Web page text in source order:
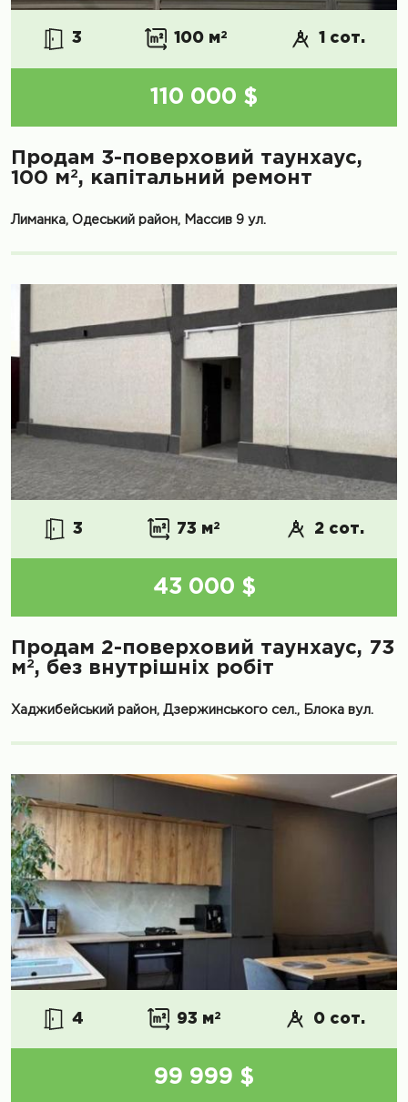
3 100 м2 1 сот.
110 000 $
Продам 3-поверховий таунхаус,
100 м2, капітальний ремонт
Лиманка, Одеський район, Массив 9 ул.
3 73 м2 2 сот.
43 000 $
Продам 2-поверховий таунхаус, 73
м2, без внутрішніх робіт
Хаджибейський район, Дзержинського сел., Блока вул.
4 93 м2 0 сот.
99 999 $